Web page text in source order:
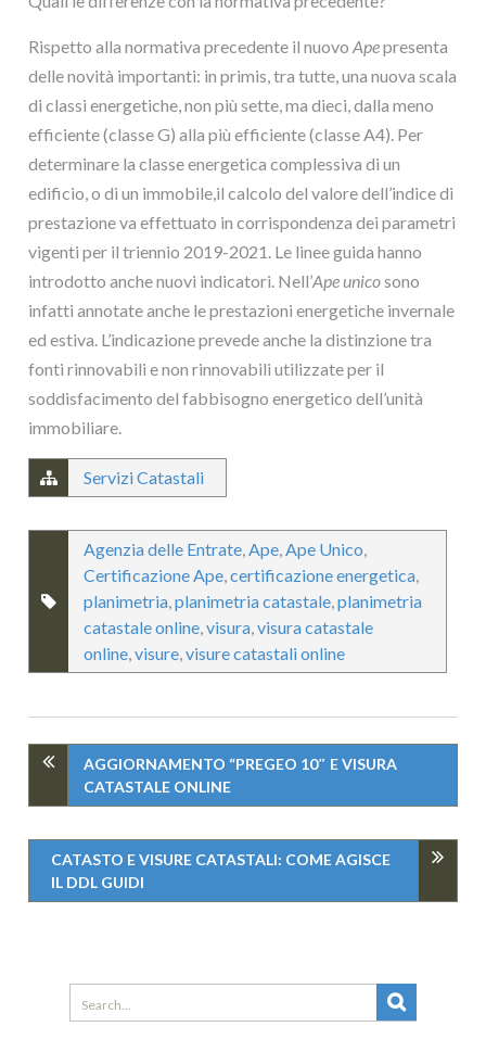
Rispetto alla normativa precedente il nuovoApepresenta
delle novità importanti: in primis, tra tutte, una nuova scala
di classi energetiche, non più sette, ma dieci, dalla meno
efficiente (classe G) alla più efficiente (classe A4). Per
determinare la classe energetica complessiva di un
edificio, o di un immobile,il calcolo del valore dell’indice di
prestazione va effettuato in corrispondenza dei parametri
vigenti per il triennio 2019-2021. Le linee guida hanno
introdotto anche nuovi indicatori. Nell’Ape unicosono
infatti annotate anche le prestazioni energetiche invernale
ed estiva. L’indicazione prevede anche la distinzione tra
fonti rinnovabili e non rinnovabili utilizzate per il
soddisfacimento del fabbisogno energetico dell’unità
immobiliare.
Servizi Catastali
Agenzia delle Entrate,Ape,Ape Unico,
Certificazione Ape,certificazione energetica,
planimetria,planimetria catastale,planimetria
catastale online,visura,visura catastale
online,visure,visure catastali online
AGGIORNAMENTO “PREGEO 10″ E VISURA
CATASTALE ONLINE
CATASTO E VISURE CATASTALI: COME AGISCE
IL DDL GUIDI
Search
for: